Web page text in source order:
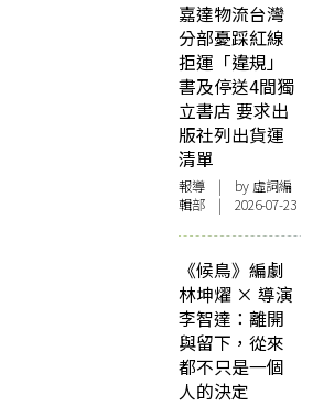
嘉達物流台灣
分部憂踩紅線
拒運「違規」
書及停送4間獨
立書店 要求出
版社列出貨運
清單
報導 | by 虛詞編
輯部 | 2026-07-23
《候鳥》編劇
林坤燿 × 導演
李智達：離開
與留下，從來
都不只是一個
人的決定